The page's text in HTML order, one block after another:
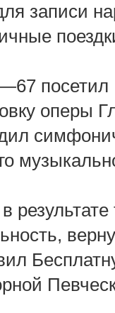
записи
посетил
оперы